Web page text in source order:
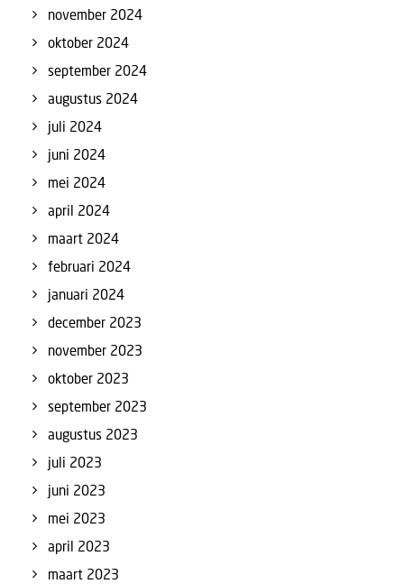
november 2024
oktober 2024
september 2024
augustus 2024
juli 2024
juni 2024
mei 2024
april 2024
maart 2024
februari 2024
januari 2024
december 2023
november 2023
oktober 2023
september 2023
augustus 2023
juli 2023
juni 2023
mei 2023
april 2023
maart 2023